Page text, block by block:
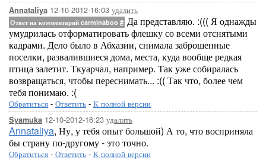
Annataliya 12-10-2012-16:03 удалить
Ответ на комментарий carminaboo # Да представляю. :((( Я однажды
умудрилась отформатировать флешку со всеми отснятыми
кадрами. Дело было в Абхазии, снимала заброшенные
поселки, развалившиеся дома, места, куда вообще редкая
птица залетит. Ткуарчал, например. Так уже собиралась
возвращаться, чтобы переснимать... :(( Так что, более чем
тебя понимаю. :(
Обратиться - Ответить - К полной версии
Syamuka 12-10-2012-16:23 удалить
Annataliya, Ну, у тебя опыт большой) А то, что восприняла
бы страну по-другому - это точно.
Обратиться - Ответить - К полной версии